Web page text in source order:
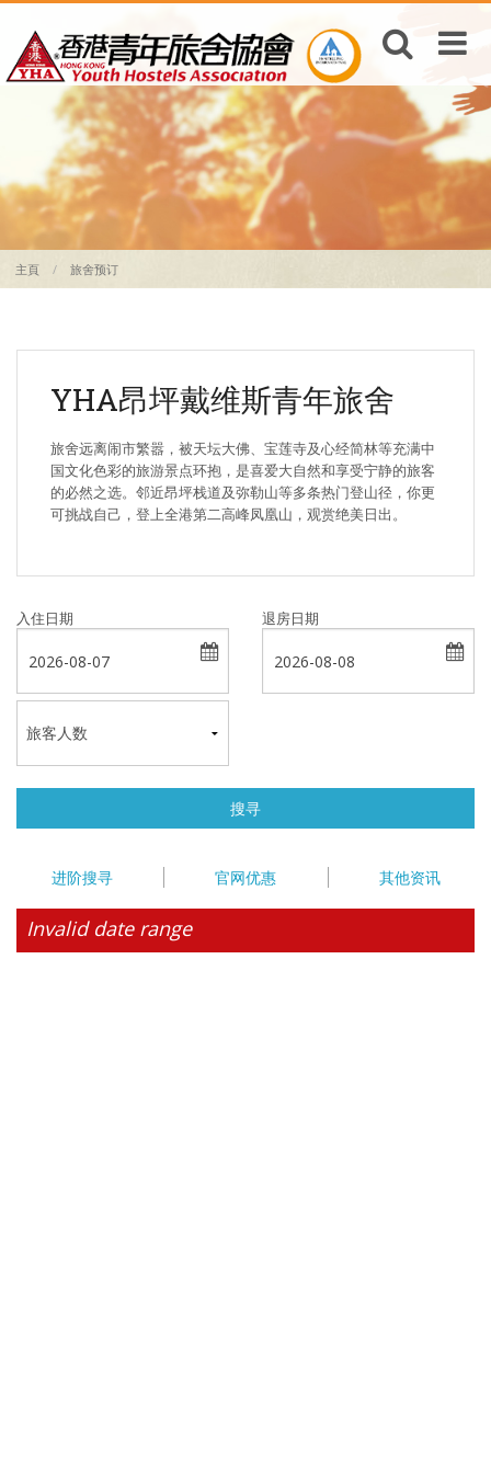
主頁 旅舍预订
YHA昂坪戴维斯青年旅舍
旅舍远离闹市繁嚣，被天坛大佛、宝莲寺及心经简林等充满中
国文化色彩的旅游景点环抱，是喜爱大自然和享受宁静的旅客
的必然之选。邻近昂坪栈道及弥勒山等多条热门登山径，你更
可挑战自己，登上全港第二高峰凤凰山，观赏绝美日出。
入住日期 退房日期
搜寻
进阶搜寻 官网优惠 其他资讯
Invalid date range